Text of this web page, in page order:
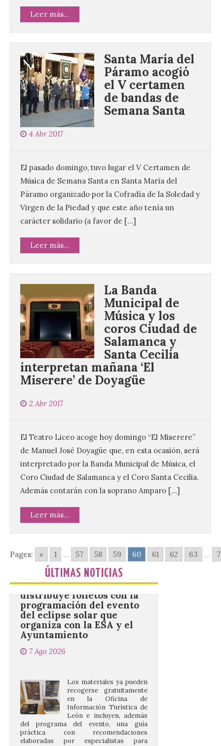
Leer más...
Santa María del
Páramo acogió
el V certamen
de bandas de
Semana Santa
4 Abr 2017
El pasado domingo, tuvo lugar el V Certamen de
Música de Semana Santa en Santa María del
Páramo organizado por la Cofradía de la Soledad y
Virgen de la Piedad y que este año tenía un
carácter solidario (a favor de […]
Leer más...
La Banda
Municipal de
Música y los
coros Ciudad de
Salamanca y
Santa Cecilia
interpretan mañana ‘El
Miserere’ de Doyagüe
2 Abr 2017
El Teatro Liceo acoge hoy domingo “El Miserere”
de Manuel José Doyagüe que, en esta ocasión, será
interpretado por la Banda Municipal de Música, el
Coro Ciudad de Salamanca y el Coro Santa Cecilia.
Además contarán con la soprano Amparo […]
Leer más...
Pages: « 1 ... 57 58 59 60 61 62 63 ...
ÚLTIMAS NOTICIAS
UPL insta a la Junta a
actuar para salvar el
castillo del Asmesnal, un
Un Bien de Interés
Cultural abandonado
desde 1949. Los
procuradores leonesistas
plantean que la Junta
contacte cuanto antes con los
propietarios para exigirles medidas
riesgo de colapso. Los procuradores de
Unión del Pueblo […]
La Universidad de León
distribuye folletos con la
programación del evento
del eclipse solar que
organiza con la ESA y el
Ayuntamiento
7 Ago 2026
Información Turística de
León e incluyen, además
del programa del evento, una guía
práctica con recomendaciones
elaboradas por especialistas para
observar el eclipse con seguridad León, 7
de agosto de 2026. La programación […]